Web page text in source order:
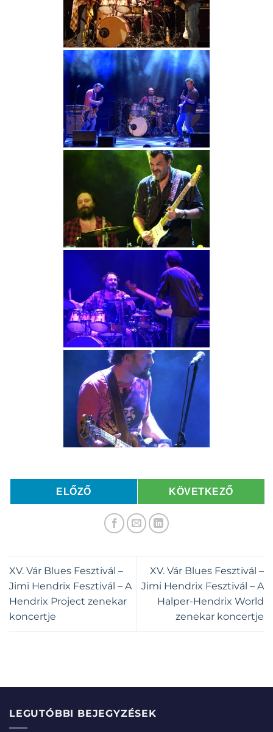
ELŐZŐ KÖVETKEZŐ
XV. Vár Blues Fesztivál –
Jimi Hendrix Fesztivál – A
Hendrix Project zenekar
koncertje
XV. Vár Blues Fesztivál –
Jimi Hendrix Fesztivál – A
Halper-Hendrix World
zenekar koncertje
LEGUTÓBBI BEJEGYZÉSEK